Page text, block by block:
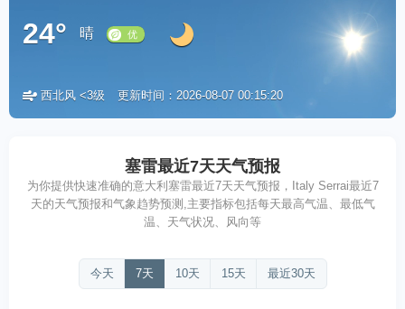
24° 晴
优
西北风 <3级 更新时间：2026-08-07 00:15:20
塞雷最近7天天气预报
为你提供快速准确的意大利塞雷最近7天天气预报，Italy Serrai最近7
天的天气预报和气象趋势预测,主要指标包括每天最高气温、最低气
温、天气状况、风向等
今天 7天 10天 15天 最近30天